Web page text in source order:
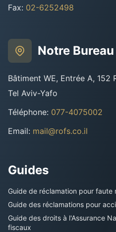
Fax: 02-6252498
Notre
Bâtiment WE, Entrée A, 152
Tel Aviv-Yafo
Téléphone: 077-4075002
Email: mail@rofs.co.il
Guides
Guide de réclamation pour faute
Guide des réclamations pour
Guide des droits à l'Assurance
fiscaux